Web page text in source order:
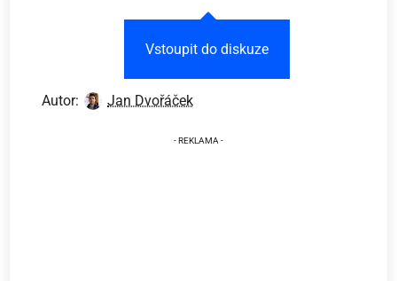
Vstoupit do diskuze
Autor: Jan Dvořáček